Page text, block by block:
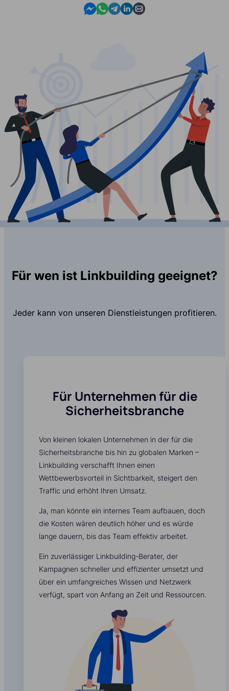
Contact us in Messenger
Contact us in WhatsApp
Contact us in Telegram
Contact us in Linkedin
Contact us by email
Für wen ist Linkbuilding geeignet?
Jeder kann von unseren Dienstleistungen profitieren.
Für Unternehmen für die
Sicherheitsbranche
Von kleinen lokalen Unternehmen in der für die
Sicherheitsbranche bis hin zu globalen Marken –
Linkbuilding verschafft Ihnen einen
Wettbewerbsvorteil in Sichtbarkeit, steigert den
Traffic und erhöht Ihren Umsatz.
Ja, man könnte ein internes Team aufbauen, doch
die Kosten wären deutlich höher und es würde
lange dauern, bis das Team effektiv arbeitet.
Ein zuverlässiger Linkbuilding-Berater, der
Kampagnen schneller und effizienter umsetzt und
über ein umfangreiches Wissen und Netzwerk
verfügt, spart von Anfang an Zeit und Ressourcen.